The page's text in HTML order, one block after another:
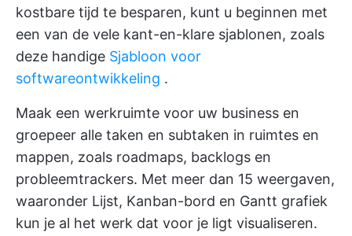
kostbare tijd te besparen, kunt u beginnen met
een van de vele kant-en-klare sjablonen, zoals
deze handige Sjabloon voor
softwareontwikkeling .
Maak een werkruimte voor uw business en
groepeer alle taken en subtaken in ruimtes en
mappen, zoals roadmaps, backlogs en
probleemtrackers. Met meer dan 15 weergaven,
waaronder Lijst, Kanban-bord en Gantt grafiek
kun je al het werk dat voor je ligt visualiseren.